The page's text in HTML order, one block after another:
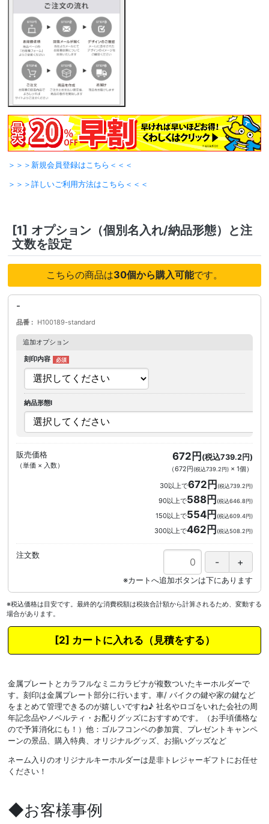
＞＞＞新規会員登録はこちら＜＜＜
＞＞＞詳しいご利用方法はこちら＜＜＜
[1] オプション（個別名入れ/納品形態）と注
文数を設定
こちらの商品は30個から購入可能です。
-
品番 H100189-standard
追加オプション
刻印内容
納品形態I
販売価格
（単価 × 入数）
672円 (税込739.2円)
（672円(税込739.2円)× 1個 ）
30以上で672円(税込739.2円)
90以上で588円(税込646.8円)
150以上で554円(税込609.4円)
300以上で462円(税込508.2円)
注文数
※税込価格は目安です。最終的な消費税額は税抜合計額から計算されるため、変動する
場合があります。
カートに入れる
金属プレートとカラフルなミニカラビナが複数ついたキーホルダーで
す。刻印は金属プレート部分に行います。車/ バイクの鍵や家の鍵など
をまとめて管理できるのが嬉しいですね♪ 社名やロゴをいれた会社の周
年記念品やノベルティ・お配りグッズにおすすめです。（お手頃価格な
ので予算消化にも！）他：ゴルフコンペの参加賞、プレゼントキャンペ
ーンの景品、購入特典、オリジナルグッズ、お揃いグッズなど
ネーム入りのオリジナルキーホルダーは是非トレジャーギフトにお任せ
ください！
◆お客様事例